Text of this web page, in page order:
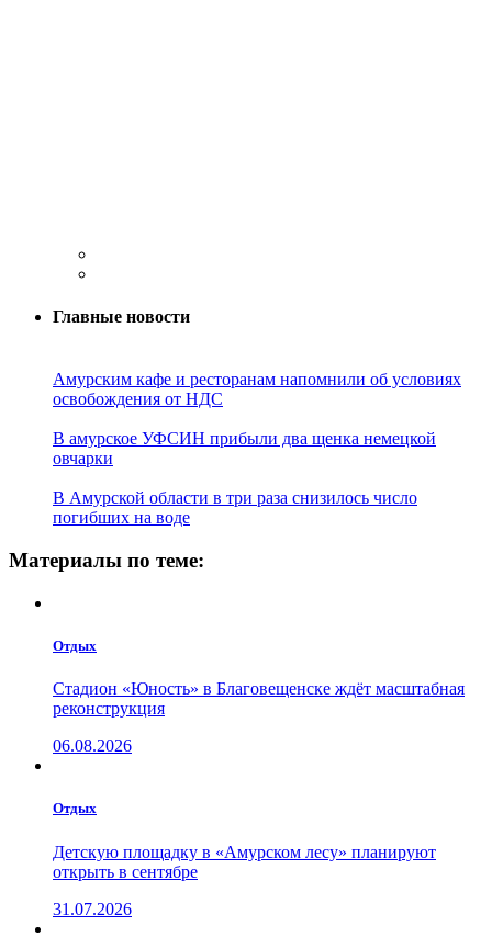
Главные новости
Амурским кафе и ресторанам напомнили об условиях
освобождения от НДС
В амурское УФСИН прибыли два щенка немецкой
овчарки
В Амурской области в три раза снизилось число
погибших на воде
Материалы по теме:
Отдых
Стадион «Юность» в Благовещенске ждёт масштабная
реконструкция
06.08.2026
Отдых
Детскую площадку в «Амурском лесу» планируют
открыть в сентябре
31.07.2026